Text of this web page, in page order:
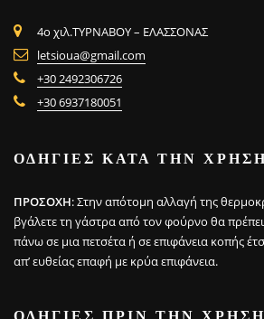
4ο χιλ.ΤΥΡΝΑΒΟΥ – ΕΛΑΣΣΟΝΑΣ
letsioua@gmail.com
+30 2492306726
+30 6937180051
ΟΔΗΓΙΕΣ ΚΑΤΑ ΤΗΝ
ΠΡΟΣΟΧΗ: Στην απότομη αλλαγή της
βγάλετε τη γάστρα από τον φούρνο θα
πάνω σε μια πετσέτα ή σε επιφάνεια κοπής
απ’ ευθείας επαφή με κρύα επιφάνεια.
ΟΔΗΓΙΕΣ ΠΡΙΝ ΤΗΝ ΧΡΗΣΗ